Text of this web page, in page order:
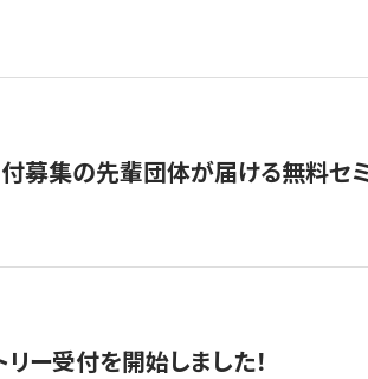
付募集の先輩団体が届ける無料セ
ー受付を開始しました！